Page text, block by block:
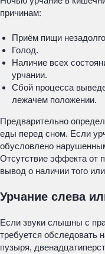
причинам:
Приём пищи
Голод.
Наличие всех
урчании.
Сбой процесса
лежачем положении.
Предварительно
еды перед сном. Если
обусловлено
Отсутствие эффекта от
вывод о наличии того
Урчание слева
Если звуки слышны с
требуется обследовать
пузыря,